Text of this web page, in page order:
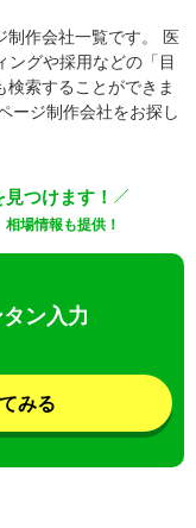
制作会社一覧です。 医
ングや採用などの「目
索することができま
ージ制作会社をお探し
見つけます！
場情報も提供！
ン入力
みる